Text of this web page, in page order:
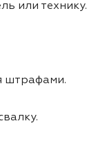
или технику.
штрафами.